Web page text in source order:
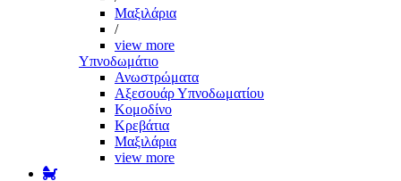
Μαξιλάρια
/
view more
Υπνοδωμάτιο
Ανωστρώματα
Αξεσουάρ Υπνοδωματίου
Κομοδίνο
Κρεβάτια
Μαξιλάρια
view more